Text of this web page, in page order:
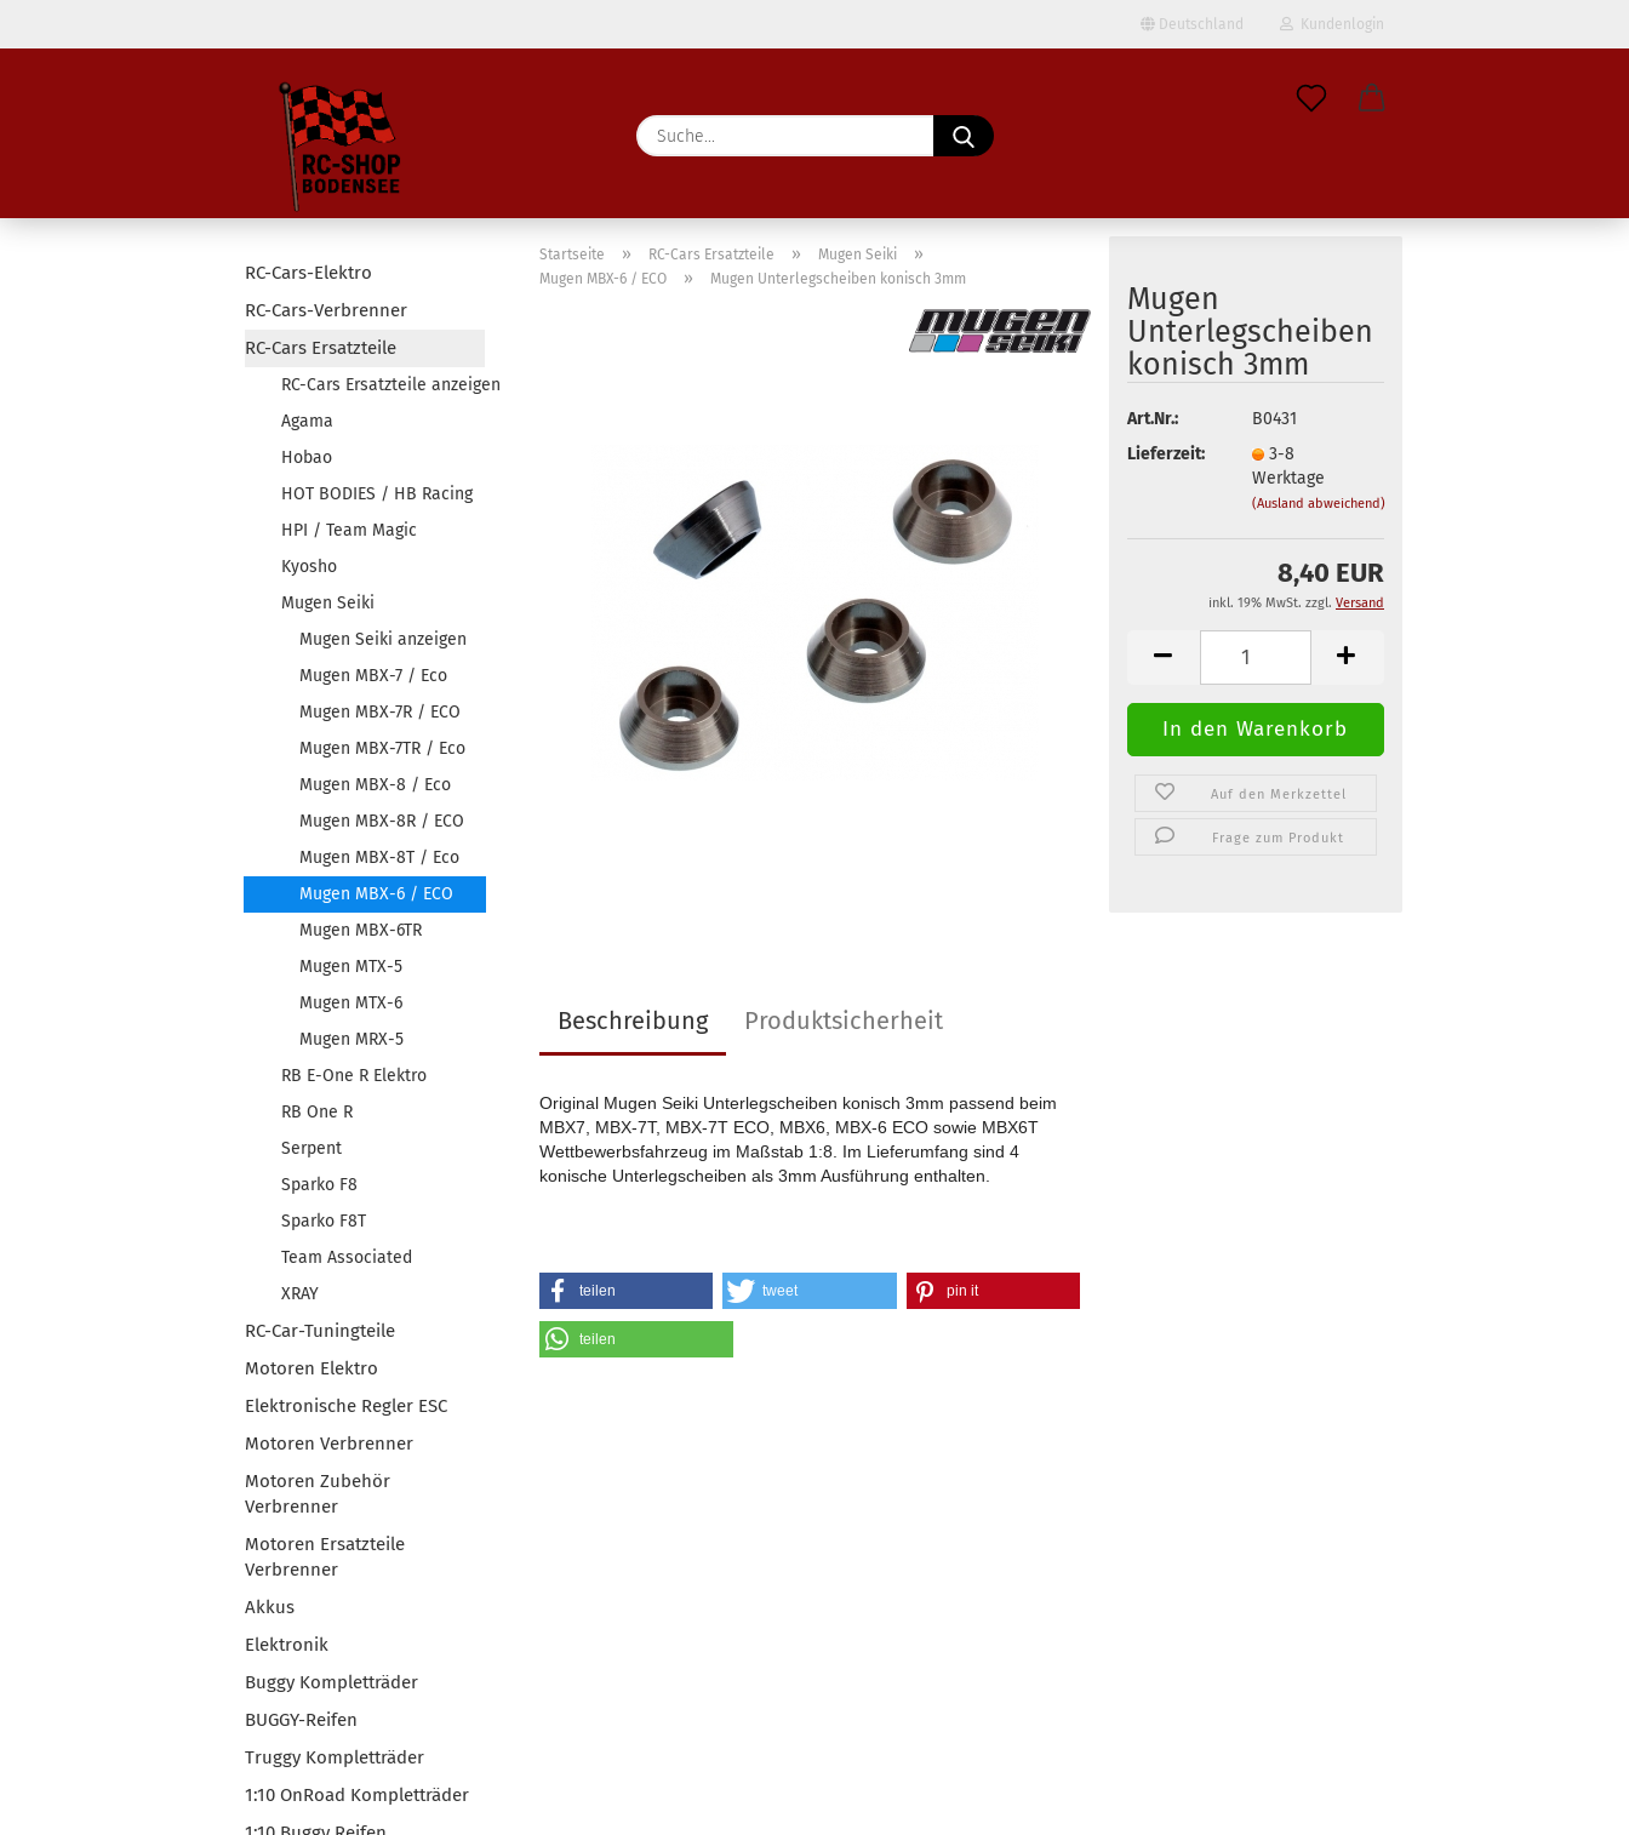
Deutschland Kundenlogin
Passwort
Konto erstellen
Suche...
Startseite » RC-Cars Ersatzteile » Mugen Seiki »
Mugen MBX-6 / ECO » Mugen Unterlegscheiben konisch 3mm
Mugen
Unterlegscheiben
konisch 3mm
Art.Nr.:
B0431
Lieferzeit:
3-8
Werktage
(Ausland abweichend)
8,40 EUR
inkl. 19% MwSt. zzgl. Versand
Auf den Merkzettel
Frage zum Produkt
Beschreibung Produktsicherheit
Original Mugen Seiki Unterlegscheiben konisch 3mm passend beim
MBX7, MBX-7T, MBX-7T ECO, MBX6, MBX-6 ECO sowie MBX6T
Wettbewerbsfahrzeug im Maßstab 1:8. Im Lieferumfang sind 4
konische Unterlegscheiben als 3mm Ausführung enthalten.
teilen tweet pin it
teilen
RC-Cars-Elektro
RC-Cars-Verbrenner
RC-Cars Ersatzteile
RC-Cars Ersatzteile anzeigen
Agama
Hobao
HOT BODIES / HB Racing
HPI / Team Magic
Kyosho
Mugen Seiki
Mugen Seiki anzeigen
Mugen MBX-7 / Eco
Mugen MBX-7R / ECO
Mugen MBX-7TR / Eco
Mugen MBX-8 / Eco
Mugen MBX-8R / ECO
Mugen MBX-8T / Eco
Mugen MBX-6 / ECO
Mugen MBX-6TR
Mugen MTX-5
Mugen MTX-6
Mugen MRX-5
RB E-One R Elektro
RB One R
Serpent
Sparko F8
Sparko F8T
Team Associated
XRAY
RC-Car-Tuningteile
Motoren Elektro
Elektronische Regler ESC
Motoren Verbrenner
Motoren Zubehör
Verbrenner
Motoren Ersatzteile
Verbrenner
Akkus
Elektronik
Buggy Kompletträder
BUGGY-Reifen
Truggy Kompletträder
1:10 OnRoad Kompletträder